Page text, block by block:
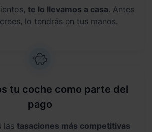
te lo llevamos a casa. Antes
lo tendrás en tus manos.
tu coche como parte del
pago
las tasaciones más competitivas